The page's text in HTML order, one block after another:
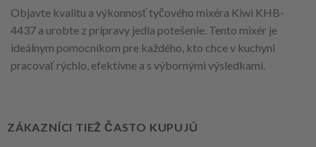
Objavte kvalitu a výkonnosť tyčového mixéra Kiwi KHB-
4437 a urobte z prípravy jedla potešenie. Tento mixér je
ideálnym pomocníkom pre každého, kto chce v kuchyni
pracovať rýchlo, efektívne a s výbornými výsledkami.
ZÁKAZNÍCI TIEŽ ČASTO KUPUJÚ